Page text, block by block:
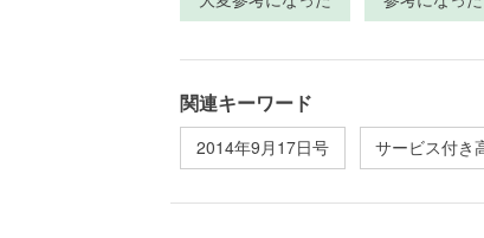
関連キーワード
2014年9月17日号 サービス付き